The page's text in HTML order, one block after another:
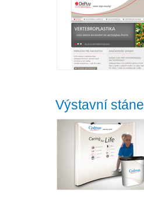
Výstavní